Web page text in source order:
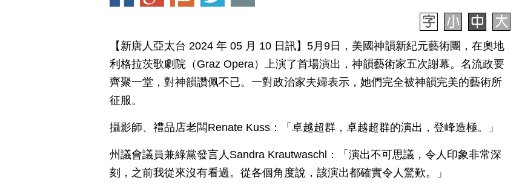
【新唐人亞太台 2024 年 05 月 10 日訊】5月9日，美國神韻新紀元藝術團，在奧地
利格拉茨歌劇院（Graz Opera）上演了首場演出，神韻藝術家五次謝幕。名流政要
齊聚一堂，對神韻讚佩不已。一對政治家夫婦表示，她們完全被神韻完美的藝術所
征服。
攝影師、禮品店老闆Renate Kuss：「卓越超群，卓越超群的演出，登峰造極。」
州議會議員兼綠黨發言人Sandra Krautwaschl：「演出不可思議，令人印象非常深
刻，之前我從來沒有看過。從各個角度說，該演出都確實令人驚歎。」